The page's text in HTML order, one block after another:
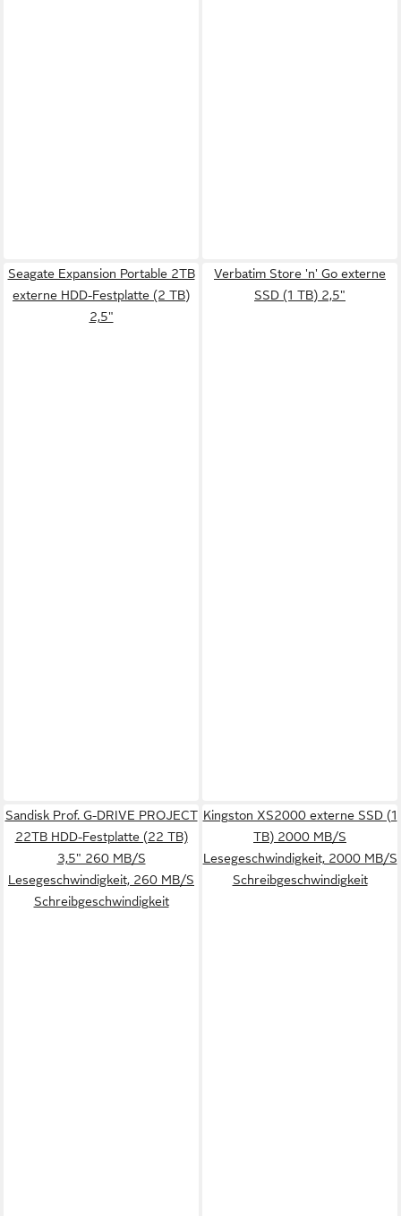
Seagate Expansion Portable 2TB
externe HDD-Festplatte (2 TB)
2,5"
Verbatim Store 'n' Go externe
SSD (1 TB) 2,5"
Sandisk Prof. G-DRIVE PROJECT
22TB HDD-Festplatte (22 TB)
3,5" 260 MB/S
Lesegeschwindigkeit, 260 MB/S
Schreibgeschwindigkeit
Kingston XS2000 externe SSD (1
TB) 2000 MB/S
Lesegeschwindigkeit, 2000 MB/S
Schreibgeschwindigkeit